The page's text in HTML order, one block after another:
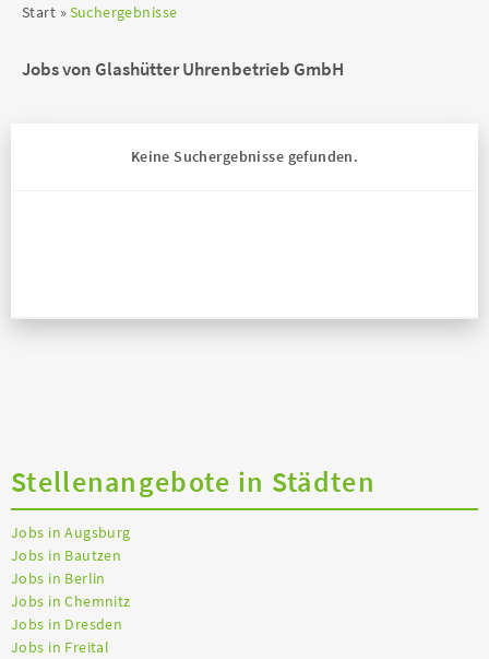
Start Suchergebnisse
Jobs von Glashütter Uhrenbetrieb GmbH
Keine Suchergebnisse gefunden.
Stellenangebote in Städten
Jobs in Augsburg
Jobs in Bautzen
Jobs in Berlin
Jobs in Chemnitz
Jobs in Dresden
Jobs in Freital